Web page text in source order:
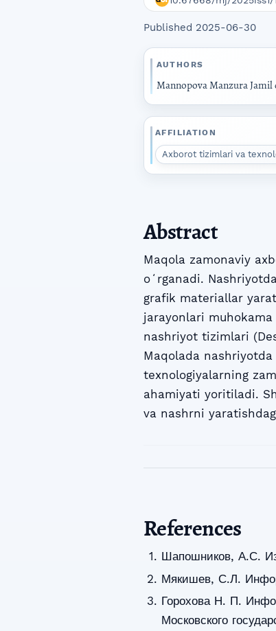
Published 2025-06-30
AUTHORS
Mannopova Manzura Jamil
AFFILIATION
Axborot tizimlari va
Abstract
Maqola zamonaviy
oʻrganadi.
grafik materiallar
jarayonlari
nashriyot tizimlari
Maqolada
texnologiyalarning
ahamiyati yoritiladi.
va nashrni
References
Шапошников, А.С.
Мякишев, С.Л.
Горохова Н. П.
Московского